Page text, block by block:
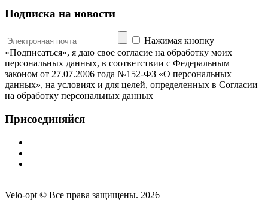
Подписка на новости
Нажимая кнопку
«Подписаться», я даю свое согласие на обработку моих
персональных данных, в соответствии с Федеральным
законом от 27.07.2006 года №152-ФЗ «О персональных
данных», на условиях и для целей, определенных в Согласии
на обработку персональных данных
Присоединяйся
Velo-opt © Все права защищены. 2026